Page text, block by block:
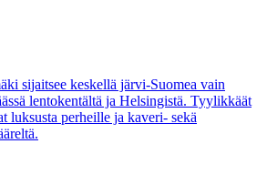
sijaitsee keskellä järvi-Suomea vain
lentokentältä ja Helsingistä. Tyylikkäät
luksusta perheille ja kaveri- sekä